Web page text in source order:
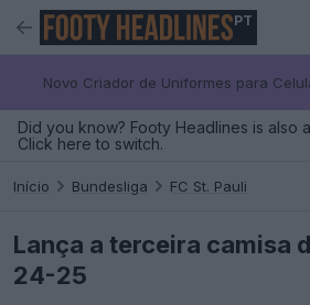
PT
Novo Criador de Uniformes para
Did you know? Footy Headlines is also
Click here to switch.
Início Bundesliga FC St. Pauli
Lança a terceira camisa
24-25